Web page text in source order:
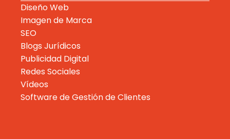
Diseño Web
Imagen de Marca
SEO
Blogs Jurídicos
Publicidad Digital
Redes Sociales
Vídeos
Software de Gestión de Clientes